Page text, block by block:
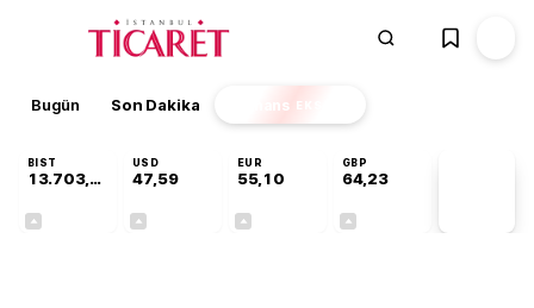
Bugün Son Dakika Finans EKSTRA
BIST
13.703,13
USD
47,59
EUR
55,10
GBP
64,23